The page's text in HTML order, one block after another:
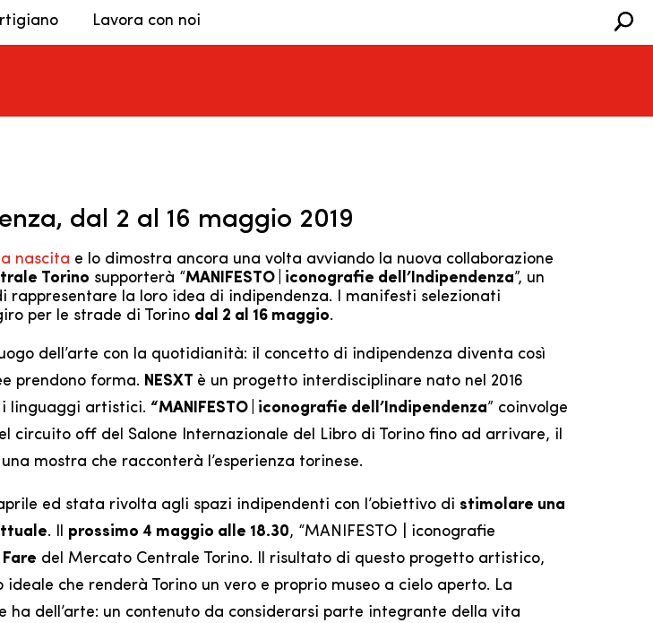
Lavora con noi
dal 2 al 16 maggio 2019
nascita e lo dimostra ancora una volta avviando la nuova collaborazione
Torino supporterà “MANIFESTO | iconografie dell’Indipendenza”, un
la loro idea di indipendenza. I manifesti selezionati
per le strade di Torino dal 2 al 16 maggio.
dell’arte con la quotidianità: il concetto di indipendenza diventa così
prendono forma. NESXT è un progetto interdisciplinare nato nel 2016
linguaggi artistici. “MANIFESTO | iconografie dell’Indipendenza” coinvolge
circuito off del Salone Internazionale del Libro di Torino fino ad arrivare, il
mostra che racconterà l’esperienza torinese.
ed stata rivolta agli spazi indipendenti con l’obiettivo di stimolare una
. Il prossimo 4 maggio alle 18.30, “MANIFESTO | iconografie
del Mercato Centrale Torino. Il risultato di questo progetto artistico,
che renderà Torino un vero e proprio museo a cielo aperto. La
ha dell’arte: un contenuto da considerarsi parte integrante della vita